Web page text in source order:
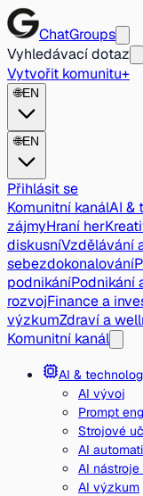
ChatGroups
Vyhledávací dotaz
Vytvořit komunitu+
🌐EN
🌐EN
Přihlásit se
Komunitní kanálAI &
zájmyHraní her
diskusníVzdělávání
sebezdokonalování
podnikáníPodnikání
rozvojFinance a
výzkumZdraví a
Komunitní kanál
AI &
AI vývoj
Prompt
Strojové
AI
AI
AI výzkum